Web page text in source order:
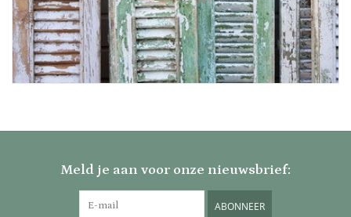
Meld je aan voor onze nieuwsbrief:
ABONNEER